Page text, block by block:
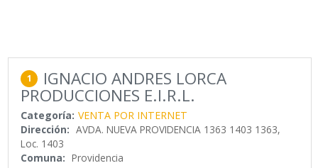
1 IGNACIO ANDRES LORCA
PRODUCCIONES E.I.R.L.
Categoría: VENTA POR INTERNET
Dirección: AVDA. NUEVA PROVIDENCIA 1363 1403 1363,
Loc. 1403
Comuna: Providencia